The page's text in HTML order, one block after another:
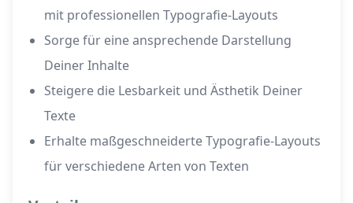
mit professionellen Typografie-Layouts
Sorge für eine ansprechende Darstellung
Deiner Inhalte
Steigere die Lesbarkeit und Ästhetik Deiner
Texte
Erhalte maßgeschneiderte Typografie-Layouts
für verschiedene Arten von Texten